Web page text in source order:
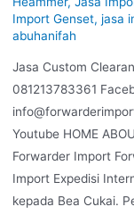
Import Genset, jasa
abuhanifah
Jasa Custom
081213783361
Youtube HOME
Forwarder Import
Import Expedisi
kepada Bea Cukai.